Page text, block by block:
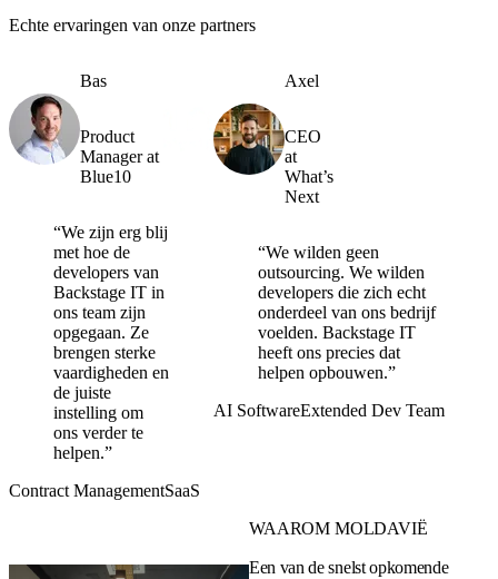
Echte ervaringen van onze partners
Bas
Product
Manager at
Blue10
“We zijn erg blij
met hoe de
developers van
Backstage IT in
ons team zijn
opgegaan. Ze
brengen sterke
vaardigheden en
de juiste
instelling om
ons verder te
helpen.”
Contract ManagementSaaS
Axel
CEO
at
What’s
Next
“We wilden geen
outsourcing. We wilden
developers die zich echt
onderdeel van ons bedrijf
voelden. Backstage IT
heeft ons precies dat
helpen opbouwen.”
AI SoftwareExtended Dev Team
WAAROM MOLDAVIË
Een van de snelst opkomende